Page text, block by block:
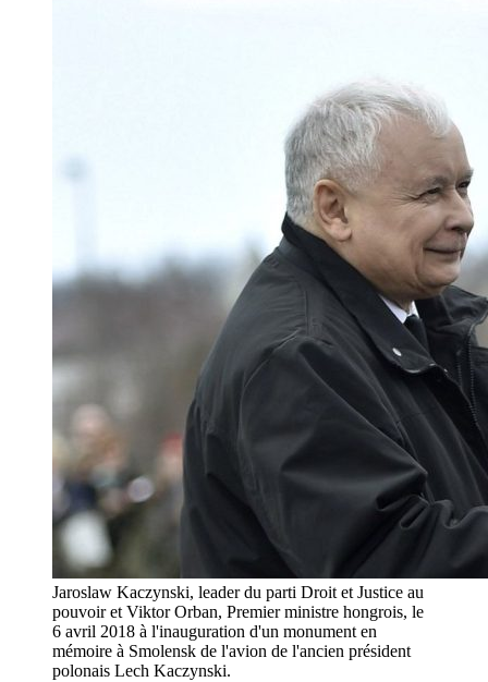
Jaroslaw Kaczynski, leader du parti Droit et Justice au
pouvoir et Viktor Orban, Premier ministre hongrois, le
6 avril 2018 à l'inauguration d'un monument en
mémoire à Smolensk de l'avion de l'ancien président
polonais Lech Kaczynski.